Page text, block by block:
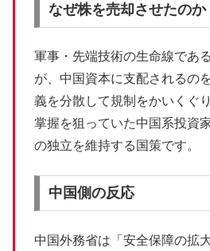
なぜ株を売却させたのか
軍事・先端技術の生命線であ
が、中国資本に支配されるの
義を分散して規制をかいくぐ
掌握を狙っていた中国系投資
の独立を維持する国策です。
中国側の反応
中国外務省は「安全保障の拡